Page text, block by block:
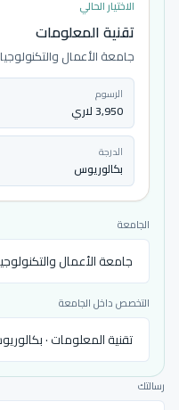
الاختيار الحالي
تقنية المعلومات
جامعة الأعمال والتكنولوجيا
الرسوم
3,950 لاري
الدرجة
بكالوريوس
الجامعة
التخصص داخل الجامعة
رسالتك